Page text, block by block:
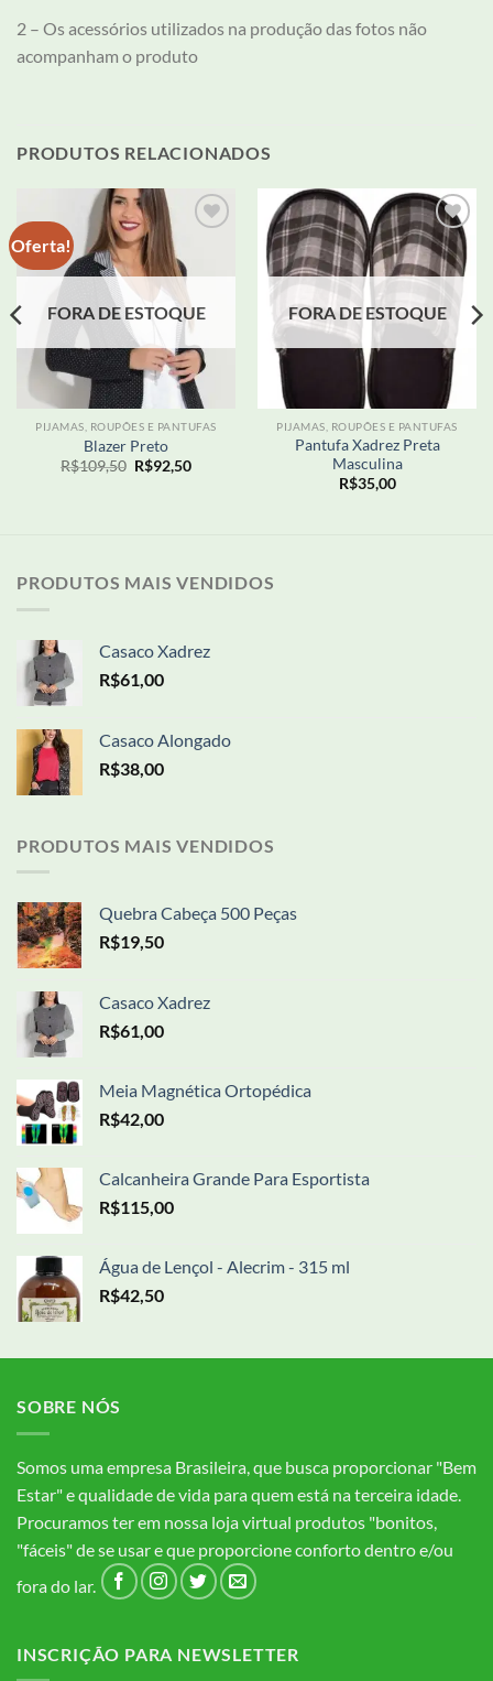
2 – Os acessórios utilizados na produção das fotos não
acompanham o produto
PRODUTOS RELACIONADOS
Oferta!
Adicionar
aos meus
desejos
FORA DE ESTOQUE
PIJAMAS, ROUPÕES E PANTUFAS
Blazer Preto
R$109,50 O
preço
R$92,50O
Adicionar
aos meus
desejos
FORA DE ESTOQUE
PIJAMAS, ROUPÕES E PANTUFAS
Pantufa Xadrez Preta
Masculina
R$35,00
PRODUTOS MAIS VENDIDOS
Casaco Xadrez
R$61,00
Casaco Alongado
R$38,00
PRODUTOS MAIS VENDIDOS
Quebra Cabeça 500 Peças
R$19,50
Casaco Xadrez
R$61,00
Meia Magnética Ortopédica
R$42,00
Calcanheira Grande Para Esportista
R$115,00
Água de Lençol - Alecrim - 315 ml
R$42,50
SOBRE NÓS
Somos uma empresa Brasileira, que busca proporcionar "Bem
Estar" e qualidade de vida para quem está na terceira idade.
Procuramos ter em nossa loja virtual produtos "bonitos,
"fáceis" de se usar e que proporcione conforto dentro e/ou
fora do lar.
INSCRIÇÃO PARA NEWSLETTER